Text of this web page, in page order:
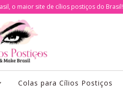
o maior site de cílios postiços do Brasil!
Colas para Cílios Postiços